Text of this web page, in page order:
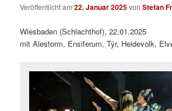
Veröffentlicht am22. Januar 2025vonStefan
Wiesbaden (Schlachthof), 22.01.2025
mit Alestorm, Ensiferum, Týr, Heidevolk,